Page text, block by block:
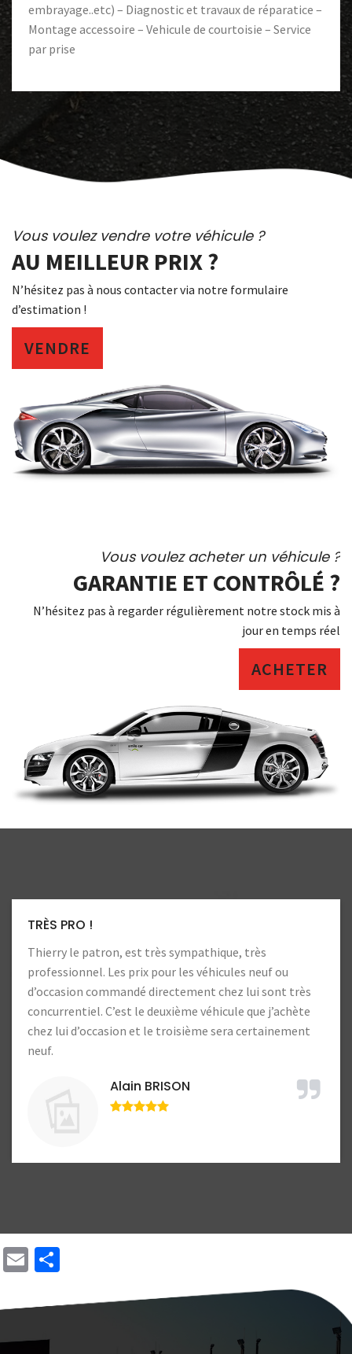
embrayage..etc) – Diagnostic et travaux de réparatice –
Montage accessoire – Vehicule de courtoisie – Service
par prise
Vous voulez vendre votre véhicule ?
AU MEILLEUR PRIX ?
N’hésitez pas à nous contacter via notre formulaire
d’estimation !
VENDRE
Vous voulez acheter un véhicule ?
GARANTIE ET CONTRÔLÉ ?
N’hésitez pas à regarder régulièrement notre stock mis à
jour en temps réel
ACHETER
LA CONFIANCE
Toujours autant de confiance. Heureux d’aller chez
professionnels !
Lucien Lample
Email